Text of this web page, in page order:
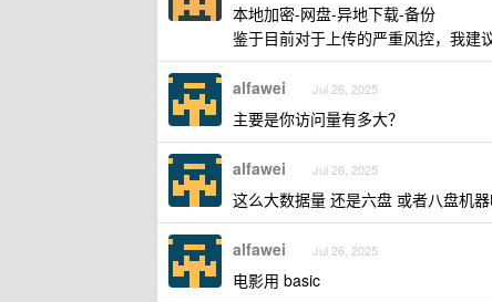
本地加密-网盘-异地下载-备份
鉴于目前对于上传的严重风控，我建
alfawei Jul 26, 2025
主要是你访问量有多大？
alfawei Jul 26, 2025
这么大数据量 还是六盘 或者八盘机
alfawei Jul 26, 2025
电影用 basic